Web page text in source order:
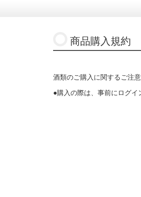
商品購入規約
酒類のご購入に関するご注意
●購入の際は、事前にログ